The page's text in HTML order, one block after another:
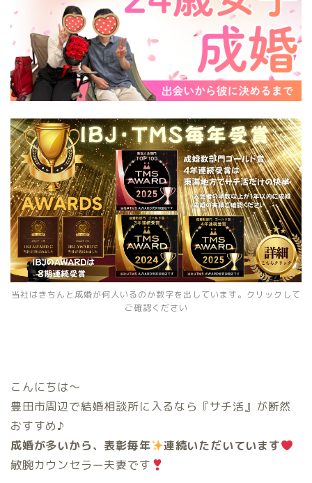
当社はきちんと成婚が何人いるのか数字を出しています。クリックして
ご確認ください
こんにちは〜
豊田市周辺で結婚相談所に入るなら『サチ活』が断然
おすすめ♪
成婚が多いから、表彰毎年
連続いただいています
敏腕カウンセラー夫妻です